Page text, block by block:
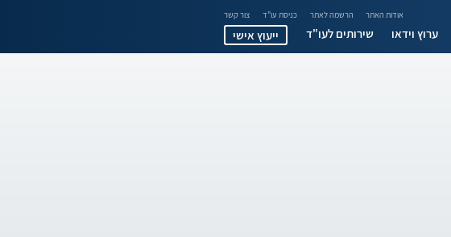
אודות האתר הרשמה לאתר כניסת עו"ד צור קשר
ערוץ וידאו שירותים לעו"ד ייעוץ אישי